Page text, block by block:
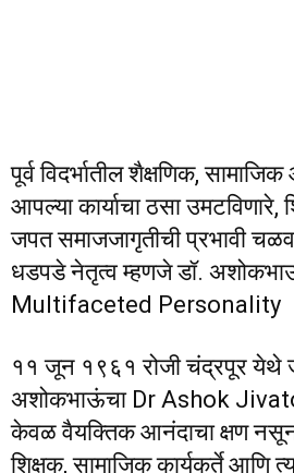
पूर्व विदर्भातील शैक्षणिक,
आपल्या कार्याचा ठसा उमटविणारे,
जपत समाजजागृतीची प्रभावी
धडपडे नेतृत्व म्हणजे डॉ.
Multifaceted Personality
११ जून १९६१ रोजी चंद्रपूर येथे
अशोकभाऊंचा Dr Ashok
केवळ वैयक्तिक आनंदाचा क्षण नसून
शिक्षक, सामाजिक कार्यकर्ते आणि